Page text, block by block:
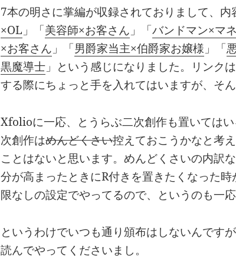
7本の明さに掌編が収録されておりまして、内
×OL 」「美容師×お客さん 」「バンドマン×マ
×お客さん 」「男爵家当主×伯爵家お嬢様 」「
黒魔導士 」という感じになりました。リンク
する際にちょっと手を入れてはいますが、そ
Xfolioに一応、とうらぶ二次創作も置いては
次創作はめんどくさい控えておこうかなと考
ことはないと思います。めんどくさいの内訳
分が高まったときにR付きを置きたくなった
限なしの設定でやってるので、というのも一応
というわけでいつも通り頒布はしないんです
読んでやってくださいまし。